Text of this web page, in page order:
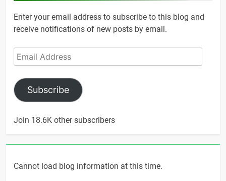
Enter your email address to subscribe to this blog and
receive notifications of new posts by email.
Email
Address
Subscribe
Join 18.6K other subscribers
Cannot load blog information at this time.